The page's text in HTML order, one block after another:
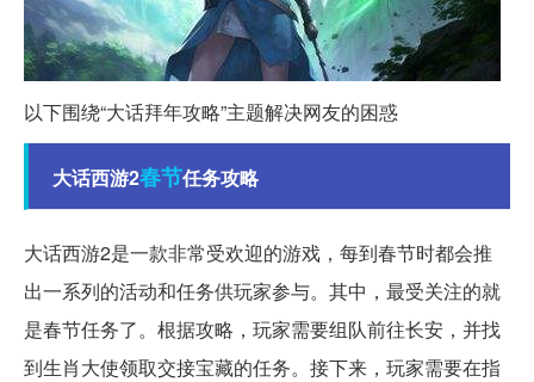
以下围绕“大话拜年攻略”主题解决网友的困惑
大话西游2春节任务攻略
大话西游2是一款非常受欢迎的游戏，每到春节时都会推
出一系列的活动和任务供玩家参与。其中，最受关注的就
是春节任务了。根据攻略，玩家需要组队前往长安，并找
到生肖大使领取交接宝藏的任务。接下来，玩家需要在指